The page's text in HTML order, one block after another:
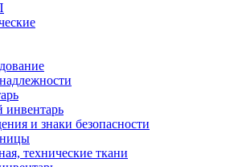
инвентарь
и знаки безопасности
технические ткани